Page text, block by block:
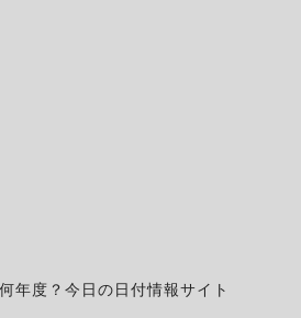
年度？今日の日付情報サイト